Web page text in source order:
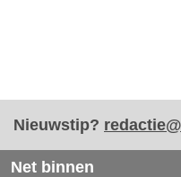
Nieuwstip?
Net binnen